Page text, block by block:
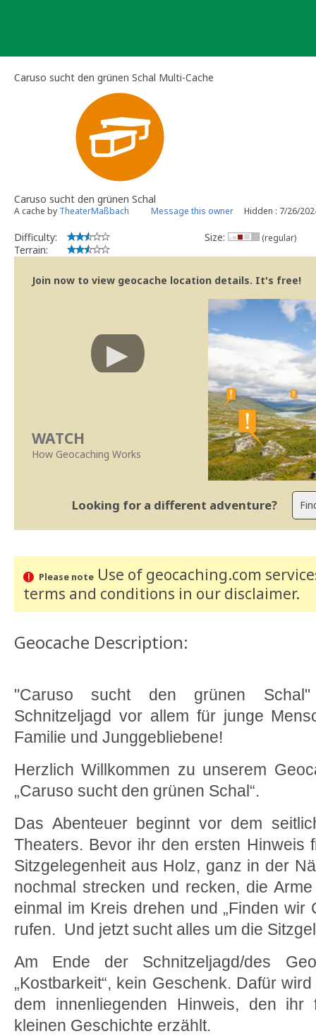
Caruso sucht den grünen Schal Multi-Cache
Caruso sucht den grünen Schal
A cache by TheaterMaßbach Message this owner Hidden : 7/26/
Difficulty:
Terrain:
Size: (regular)
Join now to view geocache location details. It's free!
WATCH
How Geocaching Works
Looking for a different adventure?
Please noteUse of geocaching.com
terms and conditions in our disclaimer.
Geocache Description:
"Caruso sucht den grünen
Schnitzeljagd vor allem für junge
Familie und Junggebliebene!
Herzlich Willkommen zu unserem
„Caruso sucht den grünen Schal“.
Das Abenteuer beginnt vor dem
Theaters. Bevor ihr den ersten Hinweis
Sitzgelegenheit aus Holz, ganz in der
nochmal strecken und recken, die
einmal im Kreis drehen und „Finden wir
rufen. Und jetzt sucht alles um die
Am Ende der Schnitzeljagd/des
„Kostbarkeit“, kein Geschenk. Dafür
dem innenliegenden Hinweis, den
kleinen Geschichte erzählt.